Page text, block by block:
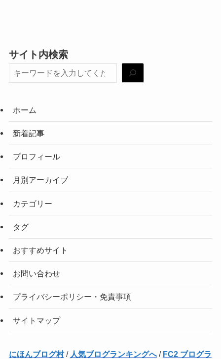
サイト内検索
ホーム
新着記事
プロフィール
月別アーカイブ
カテゴリー
タグ
おすすめサイト
お問い合わせ
プライバシーポリシー・免責事項
サイトマップ
にほんブログ村/ 人気ブログランキングへ/ FC2 ブログラ